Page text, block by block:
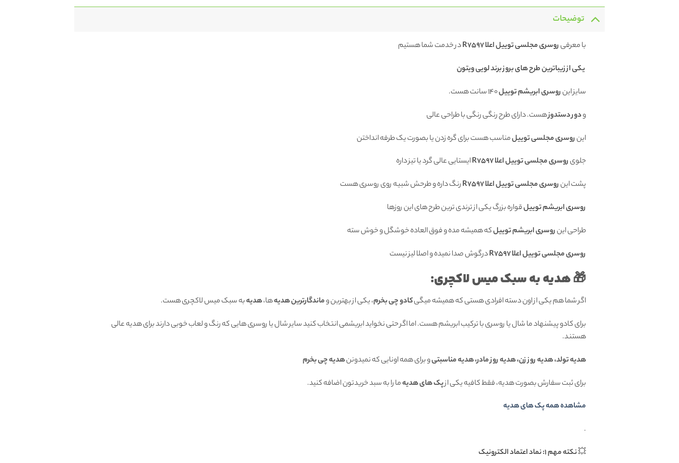
توضیحات
با معرفیروسریمجلسی توییل اعلا R7597
در خدمت شما هستیم
یکی از زیباترین طرح های بروز برند لویی ویتون
سایز اینروسری ابریشم توییل140 سانت هست.
ودور دستدوزهست. دارای طرح رنگی رنگی با طراحی عالی
اینروسری مجلسی توییلمناسب هست برای گره زدن یا بصورت یک طرفه انداختن
جلویروسریمجلسی توییل اعلا R7597
ایستایی عالی گرد یا تیز داره
پشت اینروسری مجلسی توییل اعلا R7597
رنگ داره و طرحش شبیه روی روسری هست
روسری ابریشم توییلقواره بزرگ یکی از ترندی ترین طرح های این روزها
طراحی اینروسری ابریشم توییلکه همیشه مده و فوق العاده خوشگل و خوش سته
روسری مجلسی توییل اعلا R7597
درگوش صدا نمیده و اصلا لیز نیست
🎁 هدیه به سبک میس لاکچری:
اگر شما هم یکی از اون دسته افرادی هستی که همیشه میگیکادو چی بخرم، یکی از بهترین وماندگارترین هدیهها،هدیهبه سبک میس لاکچری هست.
برای کادو پیشنهاد ما شال یا روسری با ترکیب ابریشم هست. اما اگر حتی نخواید ابریشمی انتخاب کنید سایر شال یا روسری هایی که رنگ و لعاب خوبی دارند برای هدیه عالی
هستند.
هدیه تولد، هدیه روز زن، هدیه روز مادر، هدیه مناسبتیو برای همه اونایی که نمیدوننهدیه چی بخرم
برای ثبت سفارش بصورت هدیه، فقط کافیه یکی ازپک های هدیهما را به سبد خریدتون اضافه کنید.
مشاهده همه پک های هدیه
.
💥نکته مهم 1: نماد اعتماد الکترونیک